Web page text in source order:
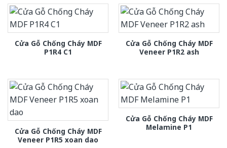
Cửa Gỗ Chống Cháy MDF
P1R4 C1
Cửa Gỗ Chống Cháy MDF
Veneer P1R2 ash
Cửa Gỗ Chống Cháy MDF
Veneer P1R5 xoan dao
Cửa Gỗ Chống Cháy MDF
Melamine P1